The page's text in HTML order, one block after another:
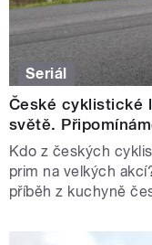
Seriál
České cyklistické
světě.
Kdo z českých
prim na velkých
příběh z kuchyně